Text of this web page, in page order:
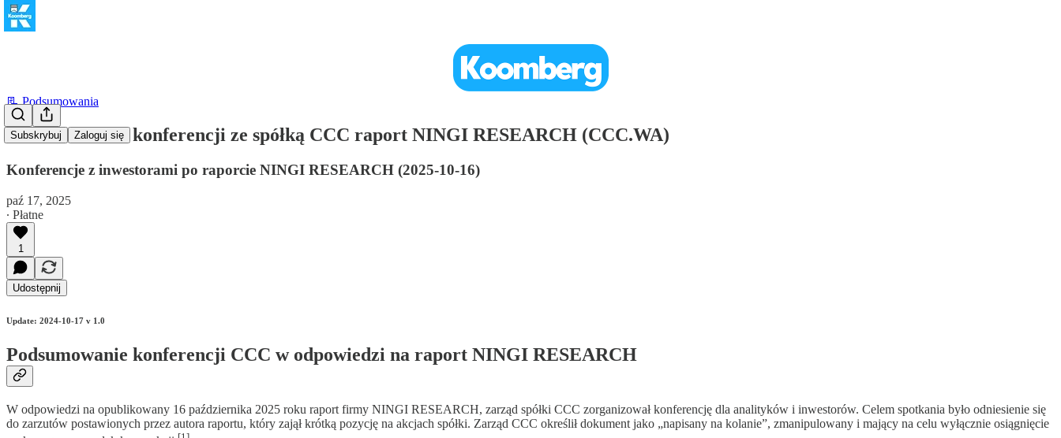
Subskrybuj Zaloguj się
📃 Podsumowania
Podsumowanie konferencji ze spółką CCC raport NINGI RESEARCH (CCC.WA)
Konferencje z inwestorami po raporcie NINGI RESEARCH (2025-10-16)
paź 17, 2025
∙ Płatne
1
Udostępnij
Update: 2024-10-17 v 1.0
Podsumowanie konferencji CCC w odpowiedzi na raport NINGI RESEARCH
W odpowiedzi na opublikowany 16 października 2025 roku raport firmy NINGI RESEARCH, zarząd spółki CCC zorganizował konferencję dla analityków i inwestorów. Celem spotkania było odniesienie się
do zarzutów postawionych przez autora raportu, który zajął krótką pozycję na akcjach spółki. Zarząd CCC określił dokument jako „napisany na kolanie”, zmanipulowany i mający na celu wyłącznie osiągnięcie